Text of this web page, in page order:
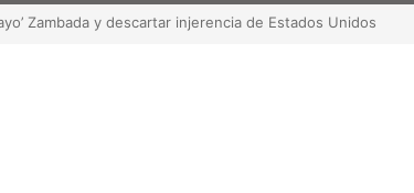
La polémica que sacude las redes sociales